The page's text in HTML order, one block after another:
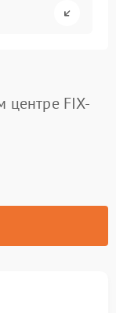
центре FIX-